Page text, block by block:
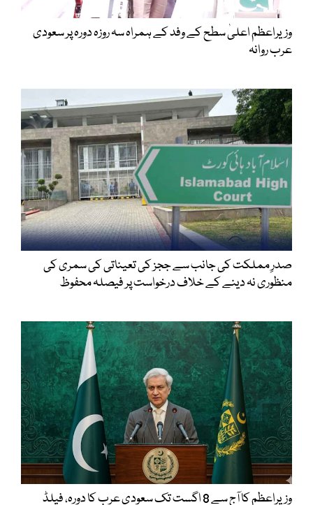
وزیراعظم اعلیٰ سطح کے وفد کے ہمراہ سہ روزہ دورہ پر سعودی
عرب روانہ
صدرِ مملکت کی جانب سے ججز کی تعیناتی کی سمری کی
منظوری نہ دینے کے خلاف درخواست پر فیصلہ محفوظ
وزیراعظم کا آج سے 8 اگست تک سعودی عرب کا دورہ، فیلڈ